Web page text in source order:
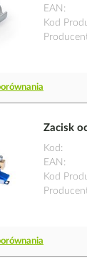
EAN
Kod
Zacisk
Kod
EAN
Kod